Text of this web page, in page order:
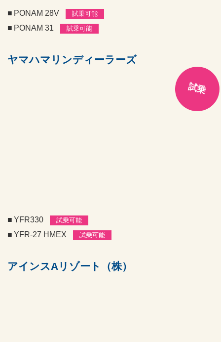
PONAM 28V 試乗可能
PONAM 31 試乗可能
ヤマハマリンディーラーズ
YFR330 試乗可能
YFR-27 HMEX 試乗可能
試乗
アインスAリゾート（株）